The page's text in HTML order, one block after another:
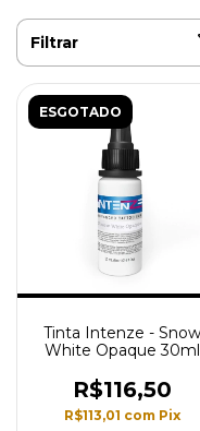
Filtrar
ESGOTADO
Tinta Intenze - Snow
White Opaque 30ml
R$116,50
R$113,01 com Pix